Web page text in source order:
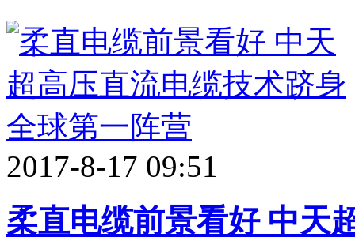
2017-8-17 09:51
柔直电缆前景看好 中天